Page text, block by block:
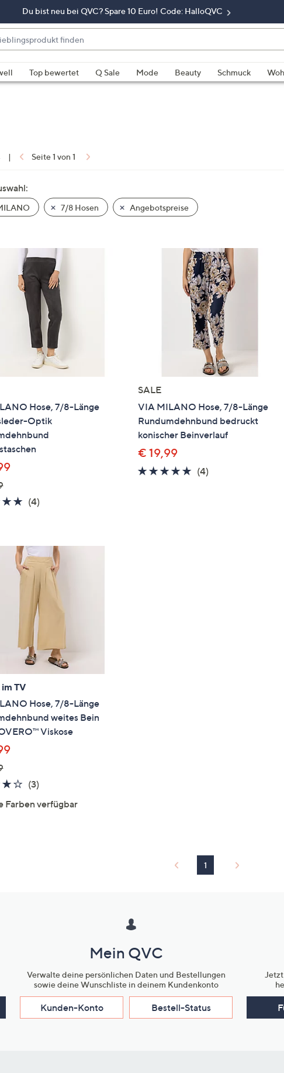
Du bist neu bei QVC? Spare 10 Euro! Code: HalloQVC
Top bewertet Q Sale Mode Beauty Schmuck
| Seite 1 von 1
7/8 Hosen Angebotspreise
Hose, 7/8-Länge
Optik
5.0
(4)4
SALE
VIA MILANO Hose, 7/8-Länge
Rundumdehnbund bedruckt
konischer Beinverlauf
€ 19,99
5.0
(4)
TV
Hose, 7/8-Länge
weites Bein
Viskose
3.7
(3)3
Farben verfügbar
1
Mein QVC
Verwalte deine persönlichen Daten und Bestellungen
sowie deine Wunschliste in deinem Kundenkonto
Kunden-Konto Bestell-Status
Jetzt